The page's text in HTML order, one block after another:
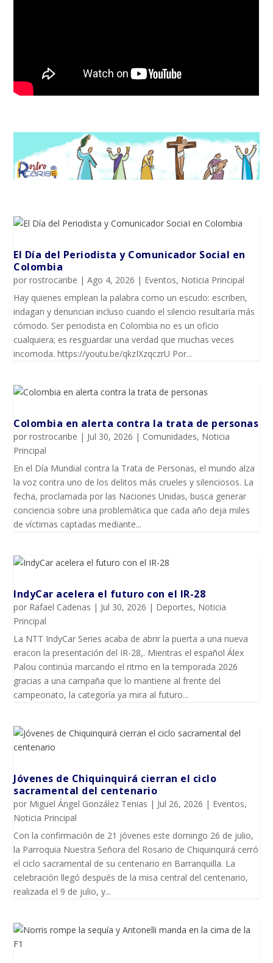
El Día del Periodista y Comunicador SociaI en
Colombia
porrostrocaribe |Ago 4, 2026 | Eventos, Noticia Principal
Hay quienes emplean la palabra como un escudo: escriben,
indagan y denuncian incluso cuando el silencio resultaría más
cómodo. Ser periodista en Colombia no es un oficio
cualquiera; es resguardar una verdad que muchas veces
incomoda. https://youtu.be/qkzIXzqczrU Por...
Colombia en alerta contra la trata de personas
porrostrocaribe | Jul 30, 2026 | Comunidades, Noticia
Principal
En el Día Mundial contra la Trata de Personas, el mundo alza
la voz contra uno de los delitos más crueles y silenciosos. La
fecha, proclamada por las Naciones Unidas, busca generar
conciencia sobre una problemática que cada año deja miles
de víctimas captadas mediante...
IndyCar acelera el futuro con el IR-28
por Rafael Cadenas | Jul 30, 2026 | Deportes, Noticia
Principal
La NTT IndyCar Series acaba de abrir la puerta a una nueva
eracon la presentación del IR-28,. Mientras el español Álex
Palou continúa marcando el ritmo en la temporada 2026
gracias a una campaña que lo mantiene al frente del
campeonato, la categoría ya mira al futuro...
Jóvenes de Chiquinquirá cierran el ciclo
sacramental del centenario
por Miguel Ángel González Tenias | Jul 26, 2026 | Eventos,
Noticia Principal
Con la confirmación de 21 jóvenes este domingo 26 de julio,
la Parroquia Nuestra Señora del Rosario de Chiquinquirá cerró
el ciclo sacramental de su centenario en Barranquilla. La
celebración llegó después de la misa central del centenario,
realizada el 9 de julio, y...